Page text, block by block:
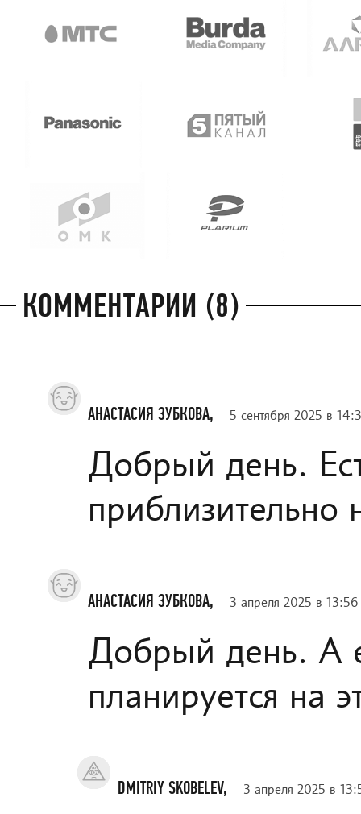
КОММЕНТАРИИ (8)
АНАСТАСИЯ ЗУБКОВА, 5 сентября 2025 в
Добрый день.
приблизительно
АНАСТАСИЯ ЗУБКОВА, 3 апреля 2025 в 13:56
Добрый день. А
планируется на
DMITRIY SKOBELEV, 3 апреля 2025 в